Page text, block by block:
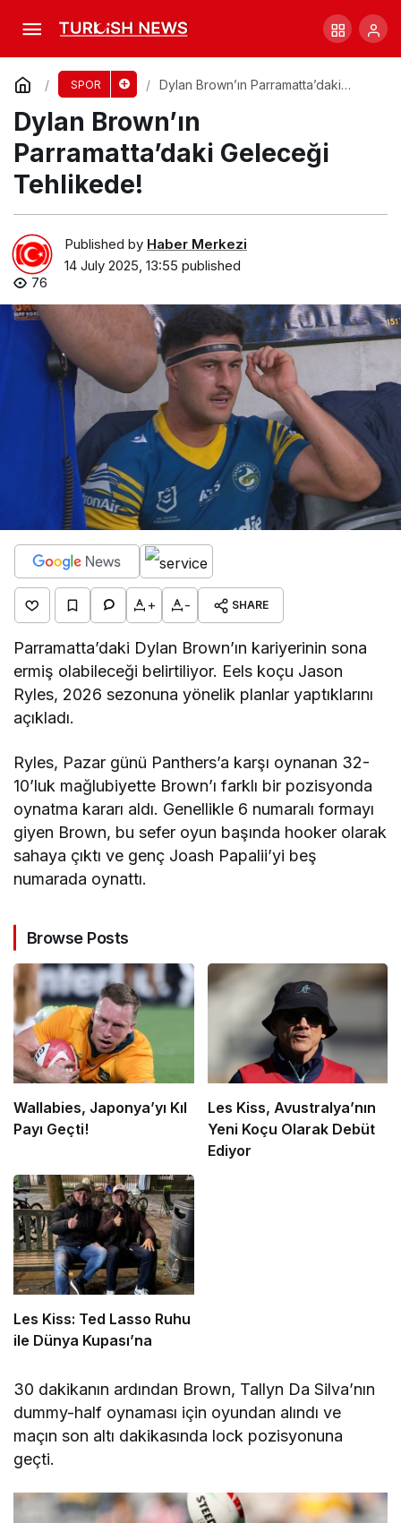
SPOR
Dylan Brown’ın Parramatta’daki
Dylan Brown’ın
Parramatta’daki Geleceği
Tehlikede!
Published by Haber Merkezi
14 July 2025, 13:55 published
76
+ - SHARE
Parramatta’daki Dylan Brown’ın kariyerinin sona
ermiş olabileceği belirtiliyor. Eels koçu Jason
Ryles, 2026 sezonuna yönelik planlar yaptıklarını
açıkladı.
Ryles, Pazar günü Panthers’a karşı oynanan 32-
10’luk mağlubiyette Brown’ı farklı bir pozisyonda
oynatma kararı aldı. Genellikle 6 numaralı formayı
giyen Brown, bu sefer oyun başında hooker olarak
sahaya çıktı ve genç Joash Papalii’yi beş
numarada oynattı.
Browse Posts
Wallabies, Japonya’yı Kıl
Payı Geçti!
Les Kiss, Avustralya’nın
Yeni Koçu Olarak Debüt
Ediyor
Les Kiss: Ted Lasso Ruhu
ile Dünya Kupası’na
30 dakikanın ardından Brown, Tallyn Da Silva’nın
dummy-half oynaması için oyundan alındı ve
maçın son altı dakikasında lock pozisyonuna
geçti.
2010 Şampiyonlar Buluşması: Sadece 5 İsim
Katıldı!
Comment